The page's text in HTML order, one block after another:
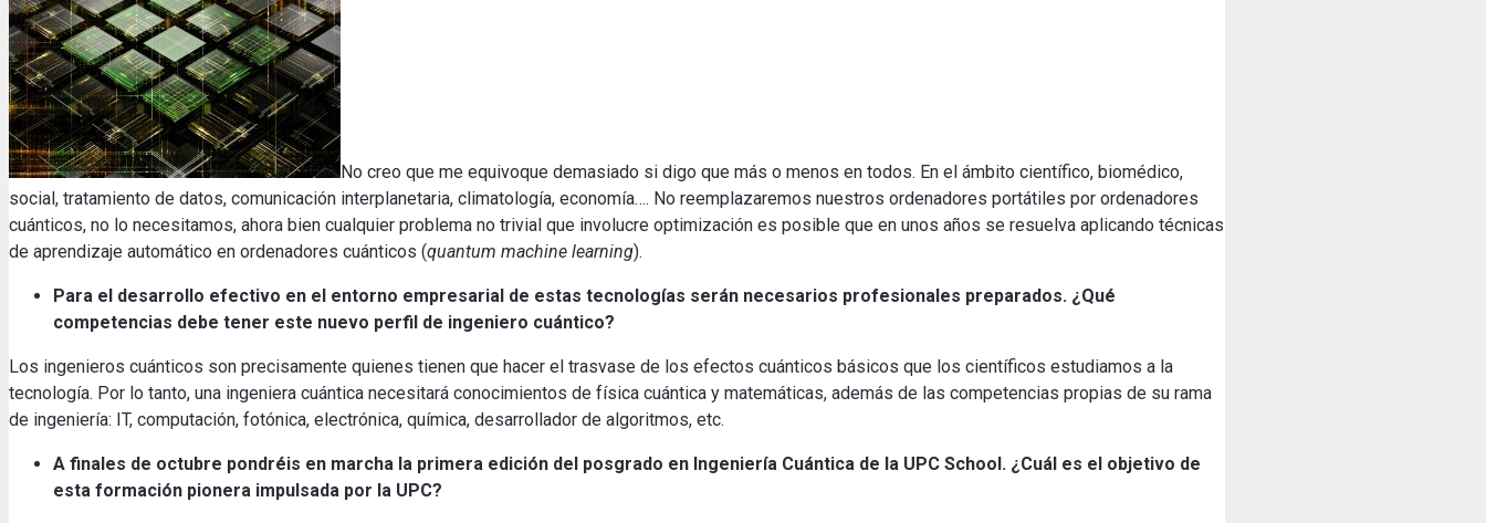
No creo que me equivoque demasiado si digo que más o menos en todos. En el ámbito científico, biomédico,
social, tratamiento de datos, comunicación interplanetaria, climatología, economía…. No reemplazaremos nuestros ordenadores portátiles por ordenadores
cuánticos, no lo necesitamos, ahora bien cualquier problema no trivial que involucre optimización es posible que en unos años se resuelva aplicando técnicas
de aprendizaje automático en ordenadores cuánticos (quantum machine learning).
Para el desarrollo efectivo en el entorno empresarial de estas tecnologías serán necesarios profesionales preparados. ¿Qué
competencias debe tener este nuevo perfil de ingeniero cuántico?
Los ingenieros cuánticos son precisamente quienes tienen que hacer el trasvase de los efectos cuánticos básicos que los científicos estudiamos a la
tecnología. Por lo tanto, una ingeniera cuántica necesitará conocimientos de física cuántica y matemáticas, además de las competencias propias de su rama
de ingeniería: IT, computación, fotónica, electrónica, química, desarrollador de algoritmos, etc.
A finales de octubre pondréis en marcha la primera edición del posgrado en Ingeniería Cuántica de la UPC School. ¿Cuál es el objetivo de
esta formación pionera impulsada por la UPC?